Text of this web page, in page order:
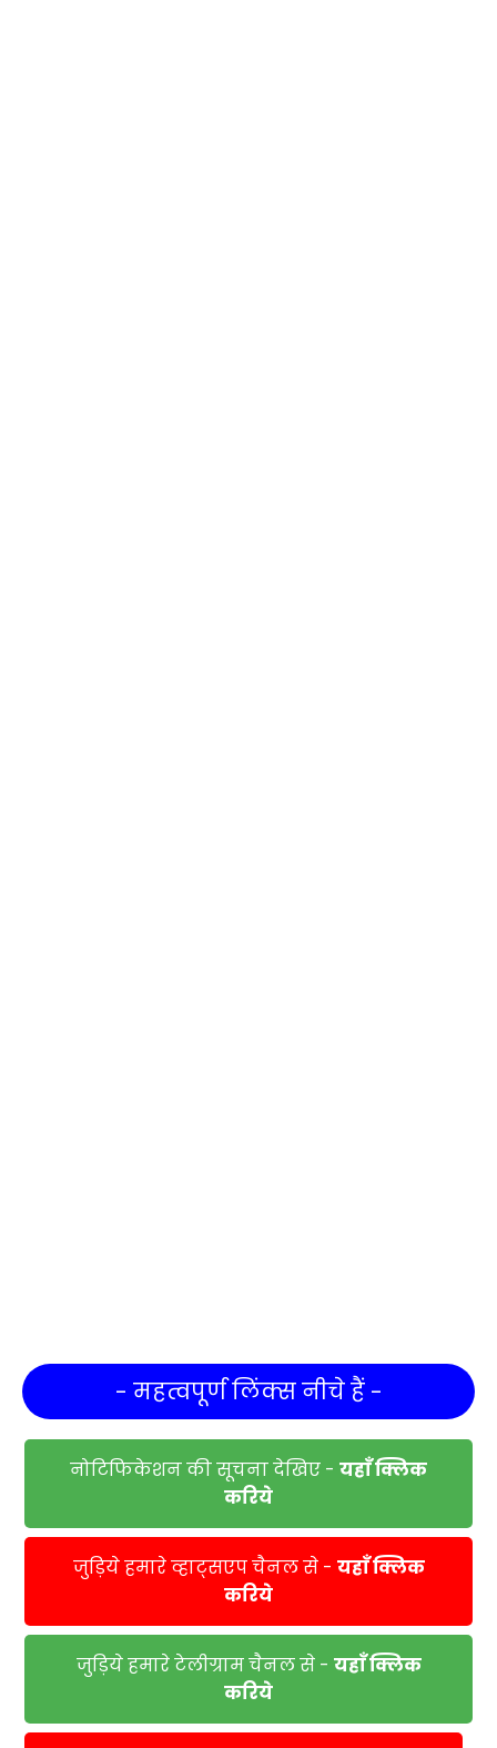
- महत्वपूर्ण लिंक्स नीचे हैं -
नोटिफिकेशन की सूचना देखिए - यहाँ क्लिक
करिये
जुड़िये हमारे व्हाट्सएप चैनल से - यहाँ क्लिक
करिये
जुड़िये हमारे टेलीग्राम चैनल से - यहाँ क्लिक
करिये